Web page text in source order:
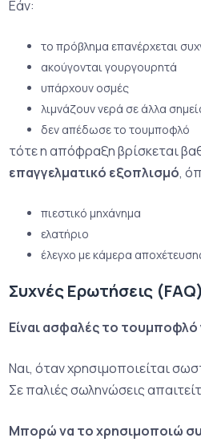
Εάν:
το πρόβλημα επανέρχεται
ακούγονται γουργουρητά
υπάρχουν οσμές
λιμνάζουν νερά σε άλλα
δεν απέδωσε το τουμποφλό
τότε η απόφραξη βρίσκεται
επαγγελματικό εξοπλισμό,
πιεστικό μηχάνημα
ελατήριο
έλεγχο με κάμερα
Συχνές Ερωτήσεις (FAQ)
Είναι ασφαλές το τουμποφλό
Ναι, όταν χρησιμοποιείται
Σε παλιές σωληνώσεις
Μπορώ να το χρησιμοποιώ